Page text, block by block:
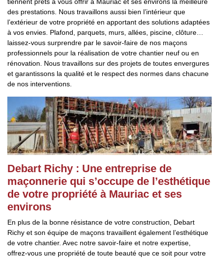
des prestations. Nous travaillons aussi bien l’intérieur que
l’extérieur de votre propriété en apportant des solutions adaptées
à vos envies. Plafond, parquets, murs, allées, piscine, clôture…
laissez-vous surprendre par le savoir-faire de nos maçons
professionnels pour la réalisation de votre chantier neuf ou en
rénovation. Nous travaillons sur des projets de toutes envergures
et garantissons la qualité et le respect des normes dans chacune
de nos interventions.
Debart Richy : Une entreprise de
maçonnerie qui s’occupe de l’esthétique
de votre propriété à Mauriac et ses
environs
En plus de la bonne résistance de votre construction, Debart
Richy et son équipe de maçons travaillent également l’esthétique
de votre chantier. Avec notre savoir-faire et notre expertise,
offrez-vous une propriété de toute beauté que ce soit pour votre